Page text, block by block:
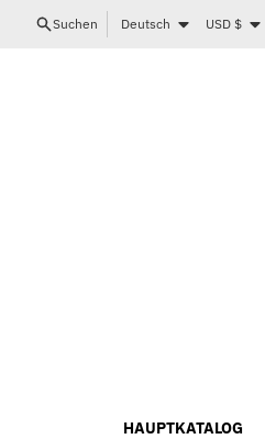
Direkt zum Inhalt
Suchen Sprache
Deutsch Land/Region
USD $
HAUPTKATALOG